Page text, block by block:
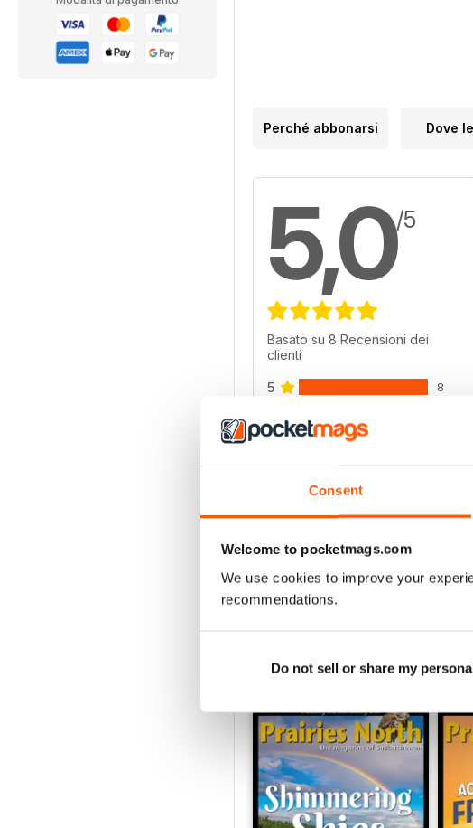
Consent
Welcome to pocketmags.com
We use cookies to improve your
recommendations.
Do not sell or share my
Perché abbonarsi Dove
5,0/5
Basato su 8 Recensioni dei
clienti
5 8
EDIZIONI INDIETRO